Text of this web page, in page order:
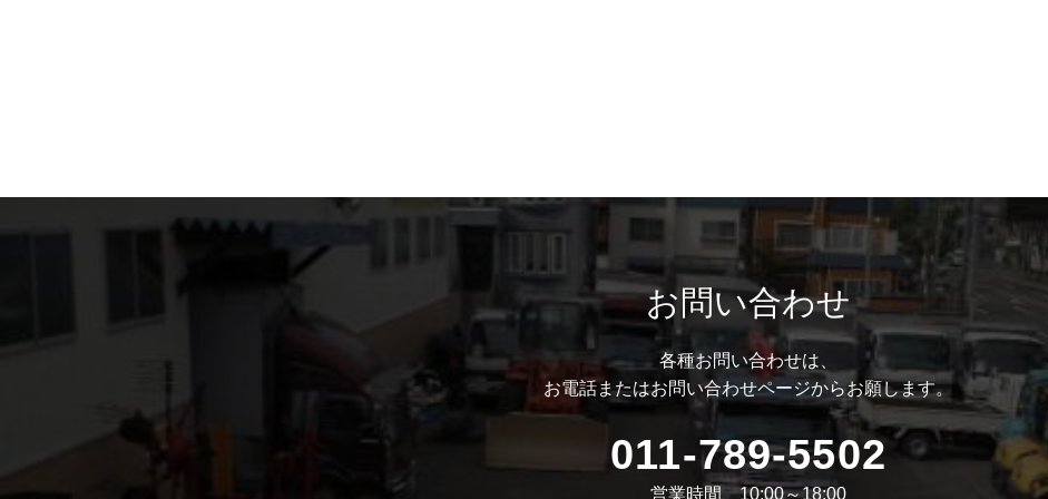
お問い合わせ
各種お問い合わせは、
お電話またはお問い合わせページからお願します。
011-789-5502
営業時間 10:00～18:00